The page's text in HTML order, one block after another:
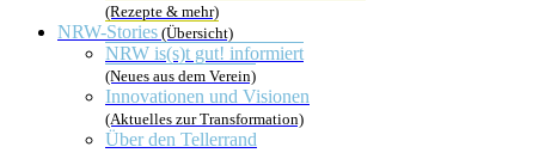
(Rezepte & mehr)
NRW-Stories (Übersicht)
NRW is(s)t gut! informiert
(Neues aus dem Verein)
Innovationen und Visionen
(Aktuelles zur Transformation)
Über den Tellerrand